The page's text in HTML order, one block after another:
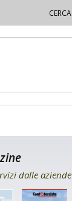
dalle aziende